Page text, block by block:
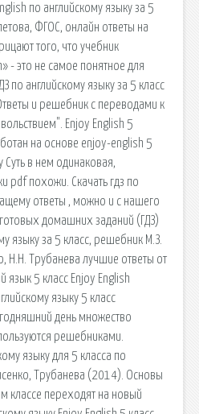
по английскому языку за 5
ФГОС, онлайн ответы на
того, что учебник
- это не самое понятное для
по английскому языку за 5 класс
и решебник с переводами к
Enjoy English 5
на основе enjoy-english 5
Суть в нем одинаковая,
pdf похожи. Скачать гдз по
ответы , можно и с нашего
домашних заданий (ГДЗ)
языку за 5 класс, решебник М.З.
Н.Н. Трубанева лучшие ответы от
язык 5 класс Enjoy English
языку 5 класс
день множество
решебниками.
языку для 5 класса по
Трубанева (2014). Основы
классе переходят на новый